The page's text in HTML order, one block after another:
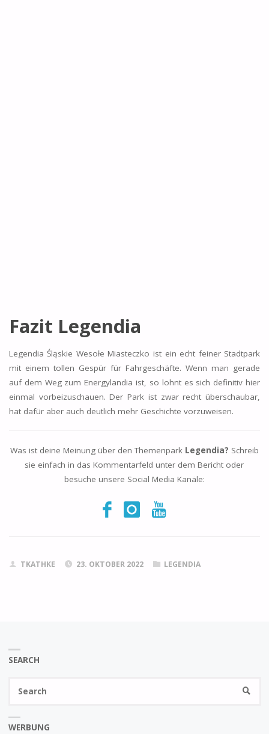
Fazit Legendia
Legendia Śląskie Wesołe Miasteczko ist ein echt feiner Stadtpark
mit einem tollen Gespür für Fahrgeschäfte. Wenn man gerade
auf dem Weg zum Energylandia ist, so lohnt es sich definitiv hier
einmal vorbeizuschauen. Der Park ist zwar recht überschaubar,
hat dafür aber auch deutlich mehr Geschichte vorzuweisen.
Was ist deine Meinung über den Themenpark Legendia? Schreib
sie einfach in das Kommentarfeld unter dem Bericht oder
besuche unsere Social Media Kanäle:
TKATHKE 23. OKTOBER 2022 LEGENDIA
SEARCH
WERBUNG